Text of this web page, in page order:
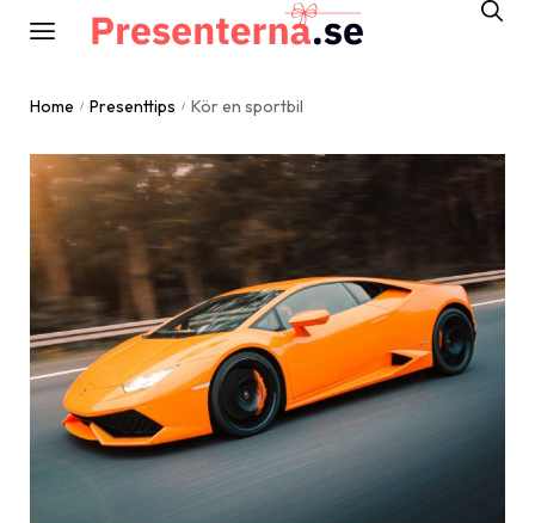
Home / Presenttips / Kör en sportbil